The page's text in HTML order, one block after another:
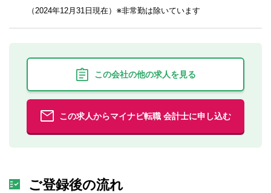
（2024年12月31日現在）※非常勤は除いています
この会社の他の求人を見る
この求人からマイナビ転職 会計士に申し込む
ご登録後の流れ